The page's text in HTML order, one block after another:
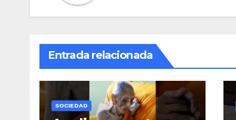
Entrada relacionada
SOCIEDAD